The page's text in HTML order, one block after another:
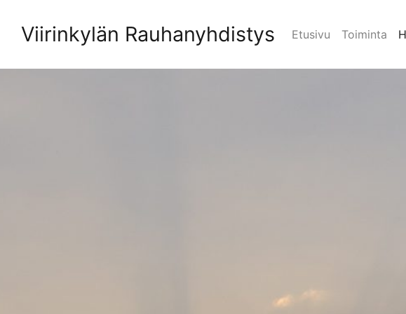
contentViirinkylän Rauhanyhdistys Etusivu Toiminta